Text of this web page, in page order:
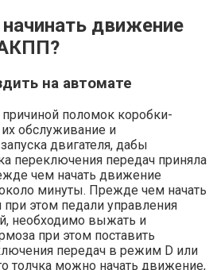
движение
поломок коробки-
обслуживание и
двигателя, дабы
переключения передач приняла
чем начать движение
минуты. Прежде чем начать
этом педали управления
необходимо выжать и
при этом поставить
передач в режим D или
толчка можно начать движение,